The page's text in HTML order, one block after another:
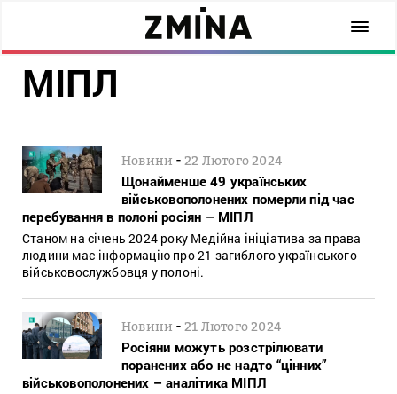
МІПЛ
Новини -22 Лютого 2024
Щонайменше 49 українських
військовополонених померли під час
перебування в полоні росіян – МІПЛ
Станом на січень 2024 року Медійна ініціатива за права
людини має інформацію про 21 загиблого українського
військовослужбовця у полоні.
Новини -21 Лютого 2024
Росіяни можуть розстрілювати
поранених або не надто “цінних”
військовополонених – аналітика МІПЛ